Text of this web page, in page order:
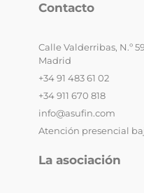
Contacto
Calle Valderribas, N.º
Madrid
+34 91 483 61 02
+34 911 670 818
info@asufin.com
Atención presencial
La asociación